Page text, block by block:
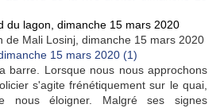
barre. Lorsque nous nous approchons
s'agite frénétiquement sur le quai,
nous éloigner. Malgré ses signes